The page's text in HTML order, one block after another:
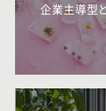
企業主導型